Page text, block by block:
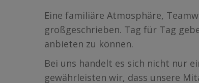
Eine familiäre Atmosphäre,
großgeschrieben. Tag für Tag
anbieten zu können.
Bei uns handelt es sich nicht nur
gewährleisten wir, dass unsere